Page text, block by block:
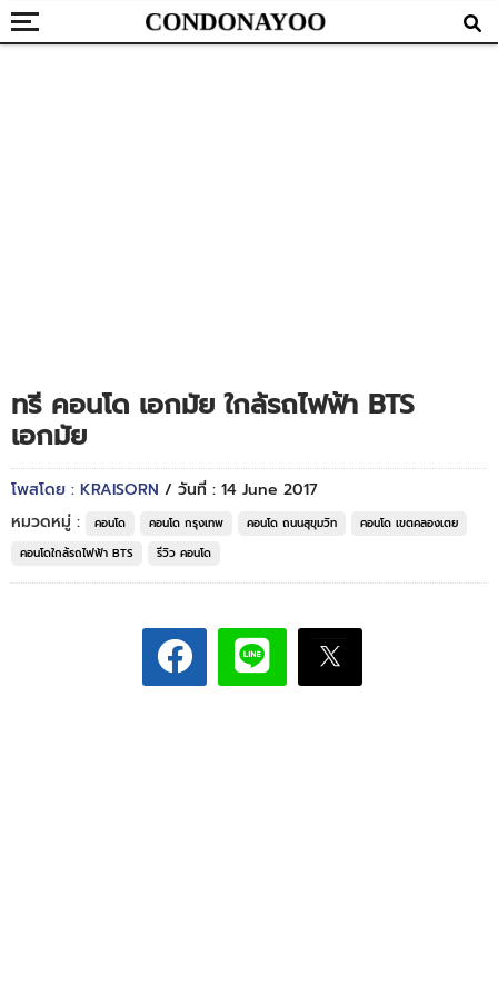
ทรี คอนโด เอกมัย ใกล้รถไฟฟ้า BTS
เอกมัย
โพสโดย : KRAISORN / วันที่ : 14 June 2017
หมวดหมู่ :
คอนโด คอนโด กรุงเทพ คอนโด ถนนสุขุมวิท
คอนโด เขตคลองเตย
คอนโดใกล้รถไฟฟ้า BTS
รีวิว คอนโด